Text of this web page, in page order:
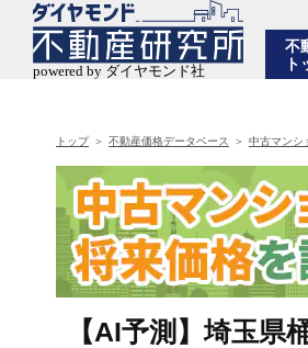
不
ト
トップ 不動産価格データベース 中古マンシ
【AI予測】埼玉県